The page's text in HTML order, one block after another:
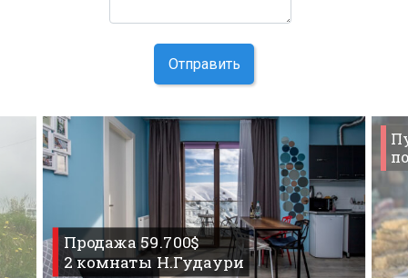
Отправить
Продажа 59.700$
2 комнаты Н.Гудаури